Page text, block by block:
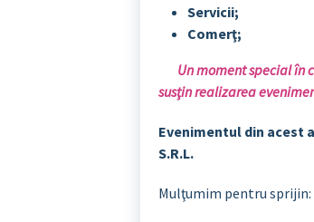
Servicii;
Comerţ;
Un moment special în
susţin realizarea
Evenimentul din acest
S.R.L.
Mulţumim pentru sprijin: